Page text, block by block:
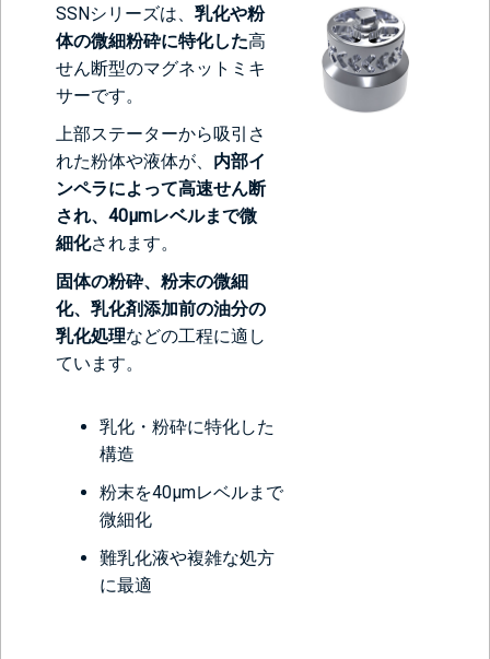
SSNシリーズは、 乳化や粉
体の微細粉砕に特化した高
せん断型のマグネットミキ
サーです。
上部ステーターから吸引さ
れた粉体や液体が、 内部イ
ンペラによって高速せん断
され、40μmレベルまで微
細化されます。
固体の粉砕、粉末の微細
化、乳化剤添加前の油分の
乳化処理などの工程に適し
ています。
乳化・粉砕に特化した
構造
粉末を40μmレベルまで
微細化
難乳化液や複雑な処方
に最適